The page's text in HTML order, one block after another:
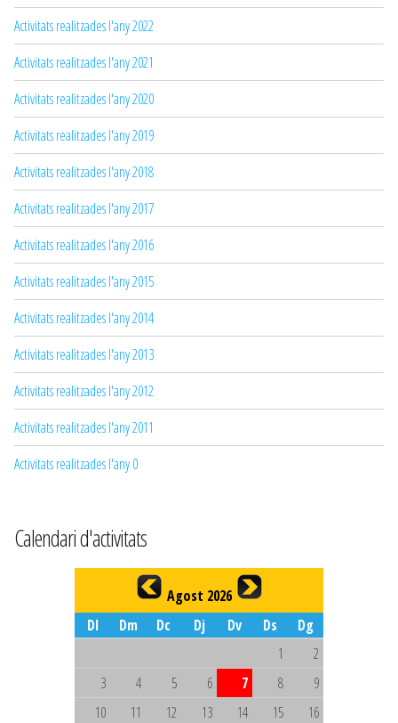
Activitats realitzades l'any 2022
Activitats realitzades l'any 2021
Activitats realitzades l'any 2020
Activitats realitzades l'any 2019
Activitats realitzades l'any 2018
Activitats realitzades l'any 2017
Activitats realitzades l'any 2016
Activitats realitzades l'any 2015
Activitats realitzades l'any 2014
Activitats realitzades l'any 2013
Activitats realitzades l'any 2012
Activitats realitzades l'any 2011
Activitats realitzades l'any 0
Calendari d'activitats
Agost 2026
Dl
Dm Dc Dj Dv Ds
Dg
1
2
3
4 5 6 7 8
9
10
11 12 13 14 15
16